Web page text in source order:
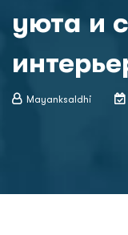
уюта и
Mayanksaldhi